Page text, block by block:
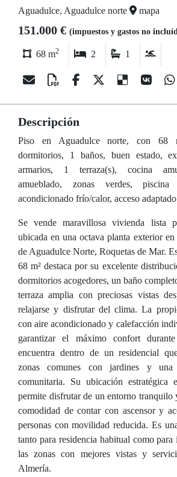
Aguadulce, Aguadulce norte mapa
151.000 € (impuestos y gastos no
68 m2 2 1
Descripción
Piso en Aguadulce norte, con 68
dormitorios, 1 baños, buen estado,
armarios, 1 terraza(s), cocina
amueblado, zonas verdes, piscina
acondicionado frío/calor, acceso
Se vende maravillosa vivienda lista
ubicada en una octava planta exterior en
de Aguadulce Norte, Roquetas de Mar.
68 m² destaca por su excelente
dormitorios acogedores, un baño
terraza amplia con preciosas vistas
relajarse y disfrutar del clima. La
con aire acondicionado y calefacción
garantizar el máximo confort
encuentra dentro de un residencial
zonas comunes con jardines y una
comunitaria. Su ubicación estratégica
permite disfrutar de un entorno tranquilo
comodidad de contar con ascensor y
personas con movilidad reducida. Es
tanto para residencia habitual como
las zonas con mejores vistas y
Almería.